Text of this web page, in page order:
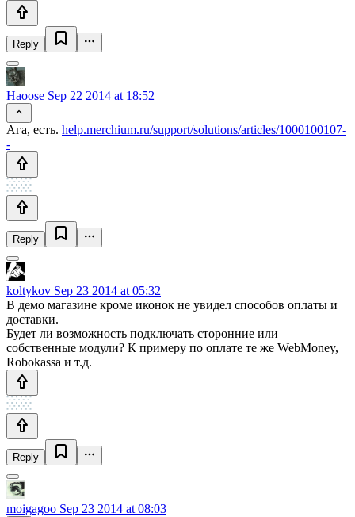
Reply
Haoose Sep 22 2014 at 18:52
Ага, есть. help.merchium.ru/support/solutions/articles/1000100107-
-
Reply
koltykov Sep 23 2014 at 05:32
В демо магазине кроме иконок не увидел способов оплаты и
доставки.
Будет ли возможность подключать сторонние или
собственные модули? К примеру по оплате те же WebMoney,
Robokassa и т.д.
Reply
moigagoo Sep 23 2014 at 08:03